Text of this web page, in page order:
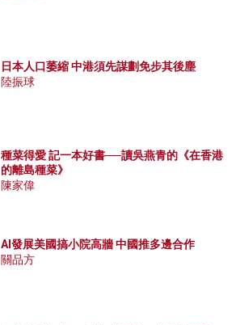
日本人口萎縮 中港須先謀劃免步其後塵
陸振球
種菜得愛 記一本好書──讀吳燕青的《在香港
的離島種菜》
陳家偉
AI發展美國搞小院高牆 中國推多邊合作
關品方